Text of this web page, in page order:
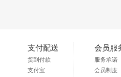
支付配送
货到付款
支付宝
会员服
服务承诺
会员制度